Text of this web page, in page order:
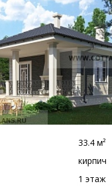
33.4 м²
кирпич
1 этаж